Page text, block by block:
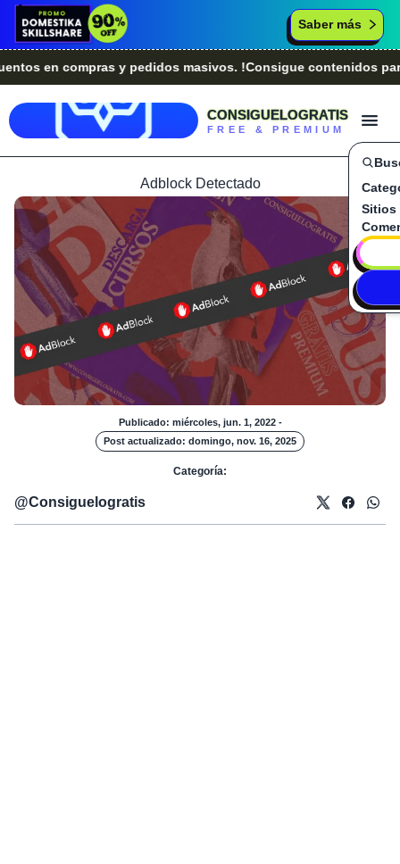
Saber más
en compras y pedidos masivos. !Consigue contenidos para
CONSIGUELOGRATIS
FREE & PREMIUM
Sitios
Adblock Detectado
Publicado: miércoles, jun. 1, 2022 -
Post actualizado: domingo, nov. 16, 2025
Categoría:
@Consiguelogratis